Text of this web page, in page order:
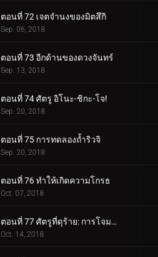
ตอนที่ 72 เจตจำนงของมิตสึกิ
Sep. 06, 2018
ตอนที่ 73 อีกด้านของดวงจันทร์
Sep. 13, 2018
ตอนที่ 74 ศัตรู อิโนะ-ชิกะ-โจ!
Sep. 20, 2018
ตอนที่ 75 การทดลองถ้ำริวจิ
Sep. 20, 2018
ตอนที่ 76 ทำให้เกิดความโกรธ
Oct. 07, 2018
ตอนที่ 77 ศัตรูที่ดุร้าย: การโจมตีอันดุร้ายของการาก้า!
Oct. 14, 2018